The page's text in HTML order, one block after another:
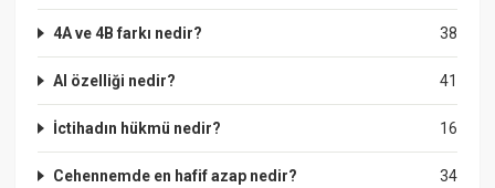
38
4A ve 4B farkı nedir?
41
Al özelliği nedir?
16
İctihadın hükmü nedir?
34
Cehennemde en hafif azap nedir?